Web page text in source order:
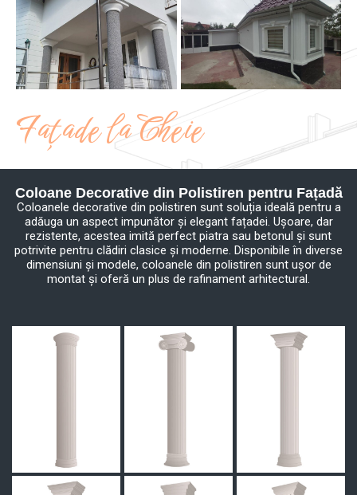
Fațade la Cheie
Coloane Decorative din Polistiren pentru Fațadă
Coloanele decorative din polistiren sunt soluția ideală pentru a
adăuga un aspect impunător și elegant fațadei. Ușoare, dar
rezistente, acestea imită perfect piatra sau betonul și sunt
potrivite pentru clădiri clasice și moderne. Disponibile în diverse
dimensiuni și modele, coloanele din polistiren sunt ușor de
montat și oferă un plus de rafinament arhitectural.